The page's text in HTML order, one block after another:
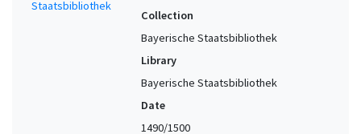
Collection
Bayerische Staatsbibliothek
Library
Bayerische Staatsbibliothek
Date
1490/1500